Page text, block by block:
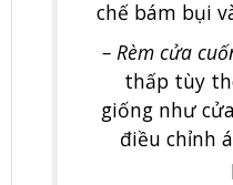
chế bám bụi
– Rèm cửa
thấp tùy
giống như
điều chỉnh